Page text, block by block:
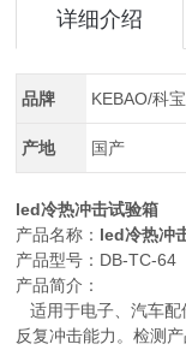
详细介绍
品牌 KEBAO/科
产地 国产
led冷热冲击试验箱
产品名称： led冷热冲
产品型号：DB-TC-64
产品简介：
适用于电子、汽车配
反复冲击能力。检测